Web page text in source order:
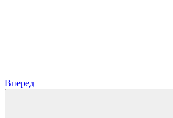
Вперед